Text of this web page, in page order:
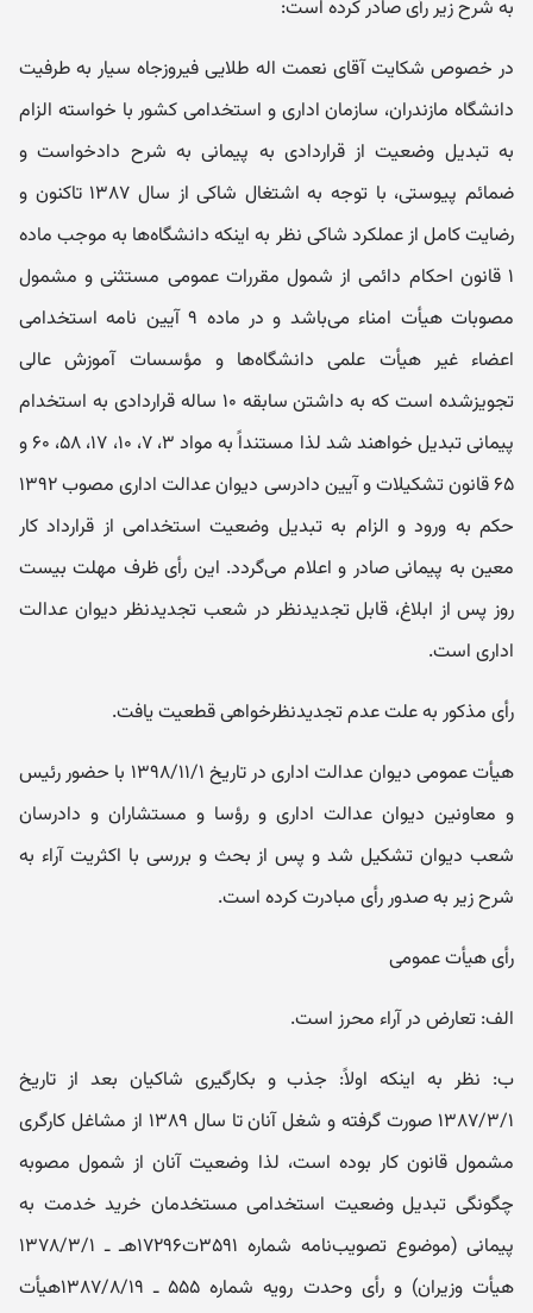
به شرح زیر رأی صادر کرده است:
در خصوص شکایت آقای نعمت اله طلایی فیروزجاه سیار به طرفیت
دانشگاه مازندران، سازمان اداری و استخدامی کشور با خواسته الزام
به تبدیل وضعیت از قراردادی به پیمانی به شرح دادخواست و
ضمائم پیوستی، با توجه به اشتغال شاکی از سال ۱۳۸۷ تاکنون و
رضایت کامل از عملکرد شاکی نظر به اینکه دانشگاه‌ها به موجب ماده
۱ قانون احکام دائمی از شمول مقررات عمومی مستثنی و مشمول
مصوبات هیأت امناء می‌باشد و در ماده ۹ آیین‌ نامه استخدامی
اعضاء غیر هیأت علمی دانشگاه‌ها و مؤسسات آموزش عالی
تجویز‌شده است که به داشتن سابقه ۱۰ ساله قراردادی به استخدام
پیمانی تبدیل خواهند شد لذا مستنداً به مواد ۳، ۷، ۱۰، ۱۷، ۵۸، ۶۰ و
۶۵ قانون تشکیلات و آیین دادرسی دیوان عدالت اداری مصوب ۱۳۹۲
حکم به ورود و الزام به تبدیل وضعیت استخدامی از قرارداد کار
معین به پیمانی صادر و اعلام می‌گردد. این رأی ظرف مهلت بیست
روز پس از ابلاغ، قابل تجدیدنظر در شعب تجدیدنظر دیوان عدالت
اداری است.
رأی مذکور به علت عدم تجدیدنظرخواهی قطعیت یافت.
هیأت عمومی دیوان عدالت اداری در تاریخ ۱۳۹۸/۱۱/۱ با حضور رئیس
و معاونین دیوان عدالت اداری و رؤسا و مستشاران و دادرسان
شعب دیوان تشکیل شد و پس از بحث و بررسی با اکثریت آراء به
شرح زیر به صدور رأی مبادرت کرده است.
رأی هیأت عمومی
الف: تعارض در آراء محرز است.
ب: نظر به اینکه اولاً: جذب و بکارگیری شاکیان بعد از تاریخ
۱۳۸۷/۳/۱ صورت گرفته و شغل آنان تا سال ۱۳۸۹ از مشاغل کارگری
مشمول قانون کار بوده است، لذا وضعیت آنان از شمول مصوبه
چگونگی تبدیل وضعیت استخدامی مستخدمان خرید خدمت به
پیمانی (موضوع تصویب‌نامه شماره ۳۵۹۱ت۱۷۲۹۶هـ ـ ۱۳۷۸/۳/۱
هیأت وزیران) و رأی وحدت رویه شماره ۵۵۵ ـ ۱۳۸۷/۸/۱۹هیأت